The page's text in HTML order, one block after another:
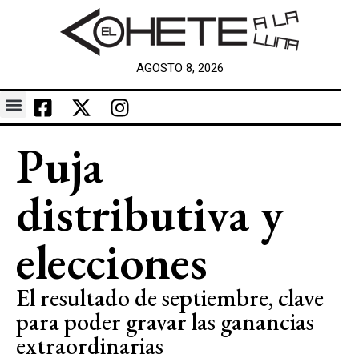
AGOSTO 8, 2026
Puja
distributiva y
elecciones
El resultado de septiembre, clave
para poder gravar las ganancias
extraordinarias